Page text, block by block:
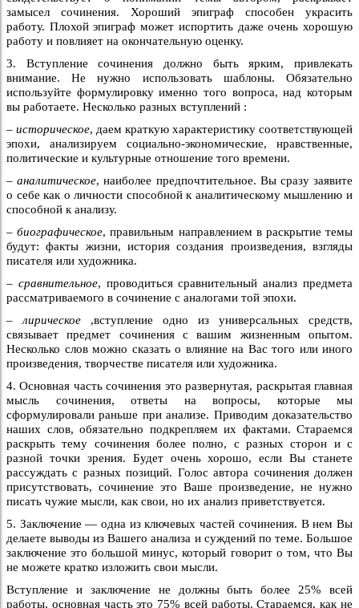
замысел сочинения. Хороший эпиграф способен украсить
работу. Плохой эпиграф может испортить даже очень хорошую
работу и повлияет на окончательную оценку.
3. Вступление сочинения должно быть ярким, привлекать
внимание. Не нужно использовать шаблоны. Обязательно
используйте формулировку именно того вопроса, над которым
вы работаете. Несколько разных вступлений :
– историческое, даем краткую характеристику соответствующей
эпохи, анализируем социально-экономические, нравственные,
политические и культурные отношение того времени.
–аналитическое, наиболее предпочтительное. Вы сразу заявите
о себе как о личности способной к аналитическому мышлению и
способной к анализу.
–биографическое, правильным направлением в раскрытие темы
будут: факты жизни, история создания произведения, взгляды
писателя или художника.
– сравнительное, проводиться сравнительный анализ предмета
рассматриваемого в сочинение с аналогами той эпохи.
– лирическое ,вступление одно из универсальных средств,
связывает предмет сочинения с вашим жизненным опытом.
Несколько слов можно сказать о влияние на Вас того или иного
произведения, творчестве писателя или художника.
4. Основная часть сочинения это развернутая, раскрытая главная
мысль сочинения, ответы на вопросы, которые мы
сформулировали раньше при анализе. Приводим доказательство
наших слов, обязательно подкрепляем их фактами. Стараемся
раскрыть тему сочинения более полно, с разных сторон и с
разной точки зрения. Будет очень хорошо, если Вы станете
рассуждать с разных позиций. Голос автора сочинения должен
присутствовать, сочинение это Ваше произведение, не нужно
писать чужие мысли, как свои, но их анализ приветствуется.
5. Заключение — одна из ключевых частей сочинения. В нем Вы
делаете выводы из Вашего анализа и суждений по теме. Большое
заключение это большой минус, который говорит о том, что Вы
не можете кратко изложить свои мысли.
Вступление и заключение не должны быть более 25% всей
работы, основная часть это 75% всей работы. Стараемся, как не